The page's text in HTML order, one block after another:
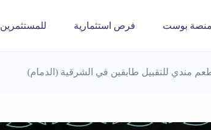
بوست فرص استثمارية للمستثمرين
مندي للتقبيل طابقين في الشرقية (الدمام)